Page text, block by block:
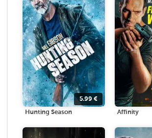
5.99 €
Hunting Season Affinity